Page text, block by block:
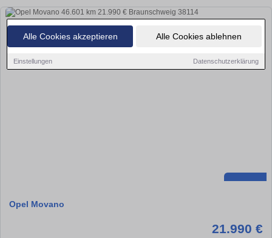
Alle Cookies akzeptieren Alle Cookies ablehnen
Einstellungen Datenschutzerklärung
Opel Movano
21.990 €